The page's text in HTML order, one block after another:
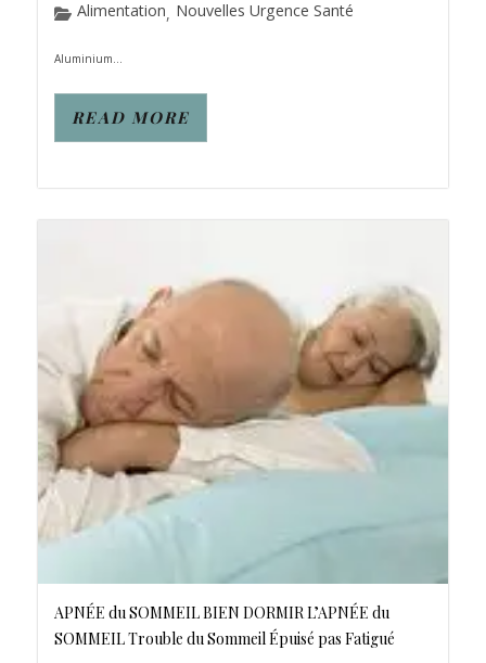
Alimentation, Nouvelles Urgence Santé
Aluminium...
READ MORE
APNÉE du SOMMEIL BIEN DORMIR L’APNÉE du
SOMMEIL Trouble du Sommeil Épuisé pas Fatigué